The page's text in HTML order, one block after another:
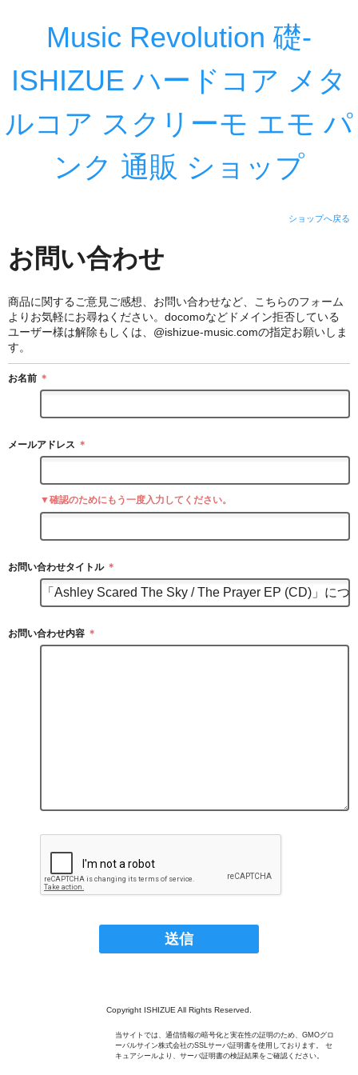
Music Revolution 礎-
ISHIZUE ハードコア メタ
ルコア スクリーモ エモ パ
ンク 通販 ショップ
ショップへ戻る
お問い合わせ
商品に関するご意見ご感想、お問い合わせなど、こちらのフォーム
よりお気軽にお尋ねください。docomoなどドメイン拒否している
ユーザー様は解除もしくは、@ishizue-music.comの指定お願いしま
す。
お名前 ＊
メールアドレス ＊
▼確認のためにもう一度入力してください。
お問い合わせタイトル ＊
お問い合わせ内容 ＊
Copyright ISHIZUE All Rights Reserved.
当サイトでは、通信情報の暗号化と実在性の証明のため、GMOグロ
ーバルサイン株式会社のSSLサーバ証明書を使用しております。 セ
キュアシールより、サーバ証明書の検証結果をご確認ください。